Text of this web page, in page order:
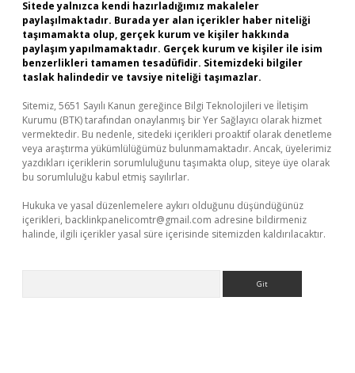
Sitede yalnızca kendi hazırladığımız makaleler
paylaşılmaktadır. Burada yer alan içerikler haber niteliği
taşımamakta olup, gerçek kurum ve kişiler hakkında
paylaşım yapılmamaktadır. Gerçek kurum ve kişiler ile isim
benzerlikleri tamamen tesadüfidir. Sitemizdeki bilgiler
taslak halindedir ve tavsiye niteliği taşımazlar.
Sitemiz, 5651 Sayılı Kanun gereğince Bilgi Teknolojileri ve İletişim
Kurumu (BTK) tarafından onaylanmış bir Yer Sağlayıcı olarak hizmet
vermektedir. Bu nedenle, sitedeki içerikleri proaktif olarak denetleme
veya araştırma yükümlülüğümüz bulunmamaktadır. Ancak, üyelerimiz
yazdıkları içeriklerin sorumluluğunu taşımakta olup, siteye üye olarak
bu sorumluluğu kabul etmiş sayılırlar.
Hukuka ve yasal düzenlemelere aykırı olduğunu düşündüğünüz
içerikleri, backlinkpanelicomtr@gmail.com adresine bildirmeniz
halinde, ilgili içerikler yasal süre içerisinde sitemizden kaldırılacaktır.